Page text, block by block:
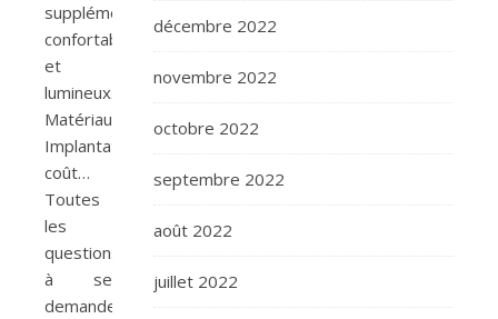
supplémentaire,
confortable
et
lumineux.
Matériau
Implantation,
coût…
Toutes
les
questions
à se
demander
décembre 2022
novembre 2022
octobre 2022
septembre 2022
août 2022
juillet 2022